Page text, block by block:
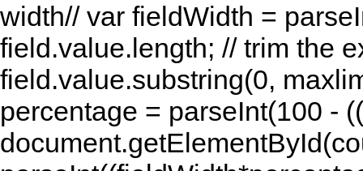
width// var fieldWidth =
field.value.length; // trim the
field.value.substring(0,
percentage = parseInt(100 -